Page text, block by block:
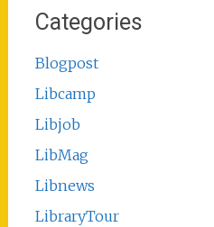
Categories
Blogpost
Libcamp
Libjob
LibMag
Libnews
LibraryTour